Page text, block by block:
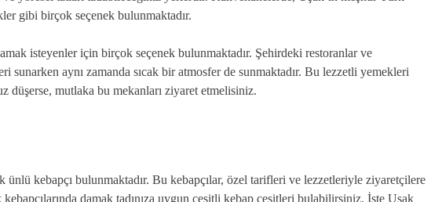
gibi birçok seçenek bulunmaktadır.
isteyenler için birçok seçenek bulunmaktadır. Şehirdeki restoranlar ve
sunarken aynı zamanda sıcak bir atmosfer de sunmaktadır. Bu lezzetli yemekleri
düşerse, mutlaka bu mekanları ziyaret etmelisiniz.
kebapçı bulunmaktadır. Bu kebapçılar, özel tarifleri ve lezzetleriyle ziyaretçilere
damak tadınıza uygun çeşitli kebap çeşitleri bulabilirsiniz. İşte Uşak